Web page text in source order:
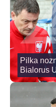
Pilka
Bialorus